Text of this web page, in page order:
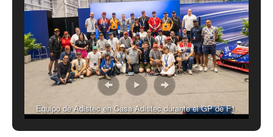
Equipo de Adistec en Casa Adistec durante el GP de F1.